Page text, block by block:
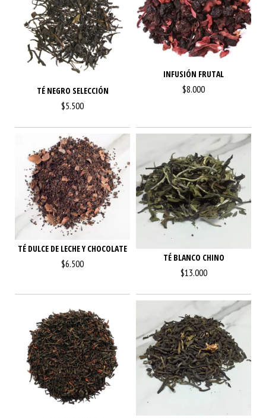
TÉ NEGRO SELECCIÓN
$5.500
INFUSIÓN FRUTAL
$8.000
TÉ DULCE DE LECHE Y CHOCOLATE
$6.500
TÉ BLANCO CHINO
$13.000